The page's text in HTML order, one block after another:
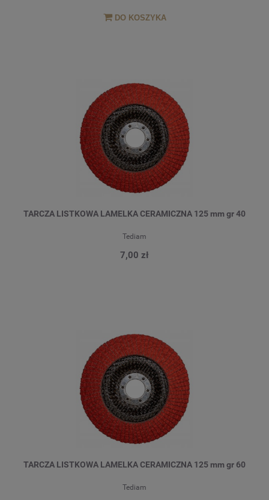
DO KOSZYKA
TARCZA LISTKOWA LAMELKA CERAMICZNA 125 mm gr 40
Tediam
7,00 zł
TARCZA LISTKOWA LAMELKA CERAMICZNA 125 mm gr 60
Tediam